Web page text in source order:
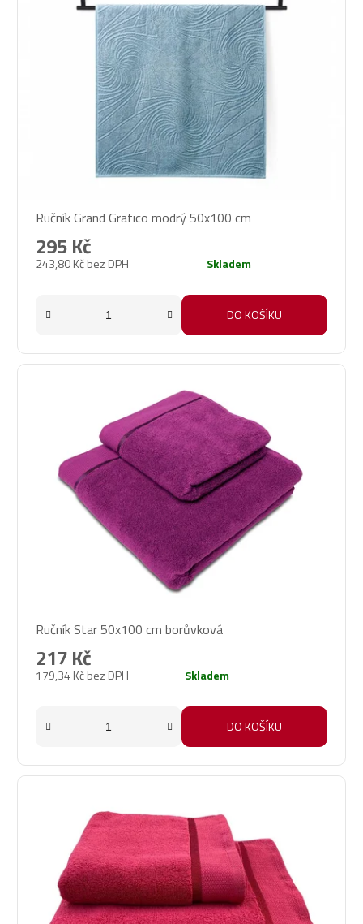
Ručník Grand Grafico modrý 50x100 cm
243,80 Kč bez DPH
295 Kč
Skladem
DO KOŠÍKU
Ručník Star 50x100 cm borůvková
179,34 Kč bez DPH
217 Kč
Skladem
DO KOŠÍKU